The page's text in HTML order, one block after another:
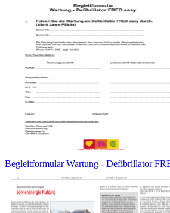
Begleitformular Wartung - Defibrillator